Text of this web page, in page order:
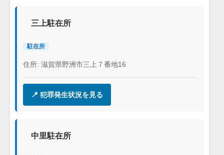
三上駐在所
駐在所
住所: 滋賀県野洲市三上７番地16
📍 犯罪発生状況を見る
中里駐在所